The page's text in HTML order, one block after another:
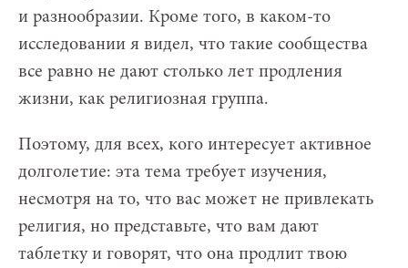
и разнообразии. Кроме того, в каком-то
исследовании я видел, что такие сообщества
все равно не дают столько лет продления
жизни, как религиозная группа.
Поэтому, для всех, кого интересует активное
долголетие: эта тема требует изучения,
несмотря на то, что вас может не привлекать
религия, но представьте, что вам дают
таблетку и говорят, что она продлит твою